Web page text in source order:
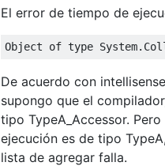
}
El error de tiempo de
Object of type System.
De acuerdo con
supongo que el
tipo TypeA_Accessor.
ejecución es de tipo
lista de agregar falla.